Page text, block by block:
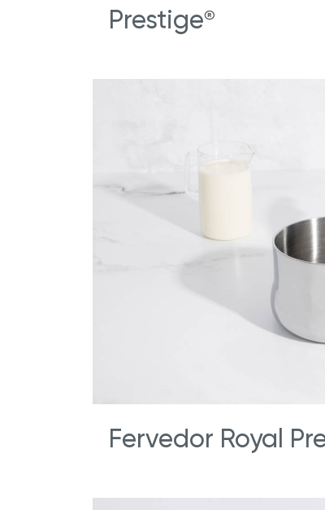
Prestige®
Fervedor Royal